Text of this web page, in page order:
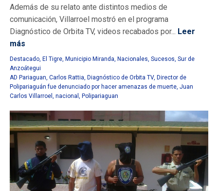
Además de su relato ante distintos medios de
comunicación, Villarroel mostró en el programa
Diagnóstico de Orbita TV, videos recabados por... Leer
más
Destacado El Tigre Municipio Miranda Nacionales Sucesos Sur de
Anzoátegui
AD Pariaguan Carlos Rattia Diagnóstico de Orbita TV, Director de
Polipariaguán fue denunciado por hacer amenazas de muerte Juan
Carlos Villarroel
nacional Polipariaguan